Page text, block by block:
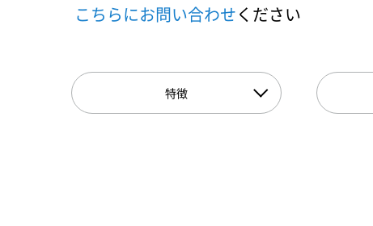
こちらにお問い合わせください
特徴